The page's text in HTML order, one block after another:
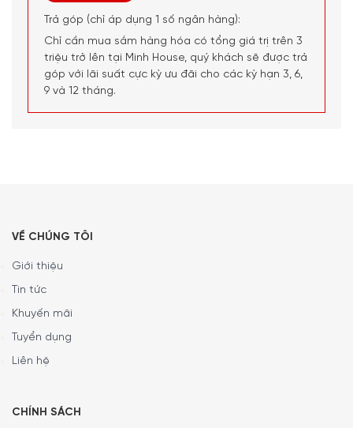
Tổng quan thiết kế
Máy hút mùi đảo Smeg Cortina KCI19 thuộc bộ sưu tập
Cortina của Smeg. Sở hữu
Thông số lắp đặt
chuẩn bị không gian phù hợp cho việc lắp đặt:
Trả góp (chỉ áp dụng 1 số ngân hàng):
Chỉ cần mua sắm hàng hóa có tổng giá trị trên 3
triệu trở lên tại Minh House, quý khách sẽ được trả
góp với lãi suất cực kỳ ưu đãi cho các kỳ hạn 3, 6,
9 và 12 tháng.
VỀ CHÚNG TÔI
Giới thiệu
Tin tức
Khuyến mãi
Tuyển dụng
Liên hệ
CHÍNH SÁCH